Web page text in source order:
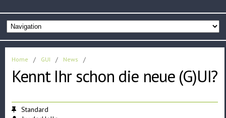
Home / GUI / News /
Kennt Ihr schon die neue (G)UI?
Standard